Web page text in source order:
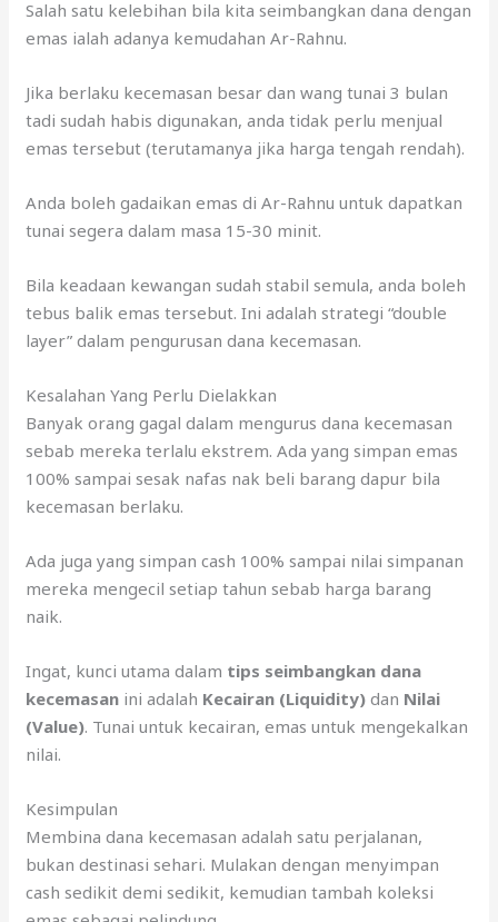
Salah satu kelebihan bila kita seimbangkan dana dengan
emas ialah adanya kemudahan Ar-Rahnu.
Jika berlaku kecemasan besar dan wang tunai 3 bulan
tadi sudah habis digunakan, anda tidak perlu menjual
emas tersebut (terutamanya jika harga tengah rendah).
Anda boleh gadaikan emas di Ar-Rahnu untuk dapatkan
tunai segera dalam masa 15-30 minit.
Bila keadaan kewangan sudah stabil semula, anda boleh
tebus balik emas tersebut. Ini adalah strategi “double
layer” dalam pengurusan dana kecemasan.
Kesalahan Yang Perlu Dielakkan
Banyak orang gagal dalam mengurus dana kecemasan
sebab mereka terlalu ekstrem. Ada yang simpan emas
100% sampai sesak nafas nak beli barang dapur bila
kecemasan berlaku.
Ada juga yang simpan cash 100% sampai nilai simpanan
mereka mengecil setiap tahun sebab harga barang
naik.
Ingat, kunci utama dalam tips seimbangkan dana
kecemasan ini adalah Kecairan (Liquidity) dan Nilai
(Value). Tunai untuk kecairan, emas untuk mengekalkan
nilai.
Kesimpulan
Membina dana kecemasan adalah satu perjalanan,
bukan destinasi sehari. Mulakan dengan menyimpan
cash sedikit demi sedikit, kemudian tambah koleksi